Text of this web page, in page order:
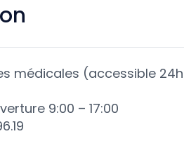
médicales (accessible
9:00 – 17:00